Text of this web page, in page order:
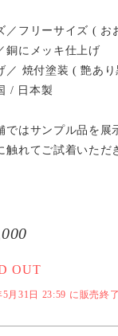
／フリーサイズ ( お
銅にメッキ仕上げ
／ 焼付塗装 ( 艶あ
/ 日本製
ではサンプル品を展
触れてご試着いただ
OUT
5月31日 23:59 に販売終了